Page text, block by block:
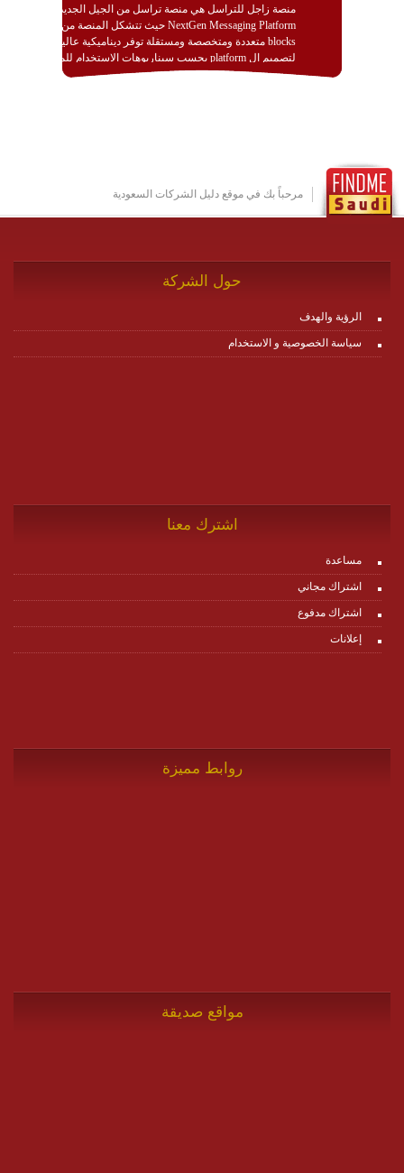
منصة زاجل للتراسل هي منصة تراسل من الجيل الجديد
NextGen Messaging Platform حيث تتشكل المنصة من
blocks متعددة ومتخصصة ومستقلة توفر ديناميكية عالية
لتصميم ال platform بحسب سيناريوهات الاستخدام للمنصة
وتتوافق مع النشر والاستثمار ضمن بيئة استضافة dedicated
http://www.plutosms.com/zagel
مرحباً بك في موقع دليل الشركات السعودية
حول الشركة
الرؤية والهدف
سياسة الخصوصية و الاستخدام
اشترك معنا
مساعدة
اشتراك مجاني
اشتراك مدفوع
إعلانات
روابط مميزة
مواقع صديقة